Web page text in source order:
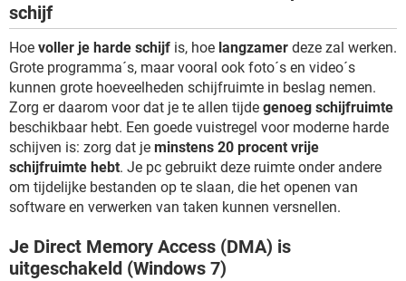
schijf
Hoe voller je harde schijf is, hoe langzamer deze zal werken.
Grote programma´s, maar vooral ook foto´s en video´s
kunnen grote hoeveelheden schijfruimte in beslag nemen.
Zorg er daarom voor dat je te allen tijde genoeg schijfruimte
beschikbaar hebt. Een goede vuistregel voor moderne harde
schijven is: zorg dat je minstens 20 procent vrije
schijfruimte hebt. Je pc gebruikt deze ruimte onder andere
om tijdelijke bestanden op te slaan, die het openen van
software en verwerken van taken kunnen versnellen.
Je Direct Memory Access (DMA) is
uitgeschakeld (Windows 7)